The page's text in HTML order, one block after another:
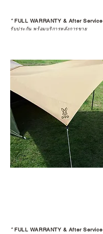
*FULL WARRANTY & After Service
รับประกัน พร้อมบริการหลังการขาย
*FULL WARRANTY & After Service